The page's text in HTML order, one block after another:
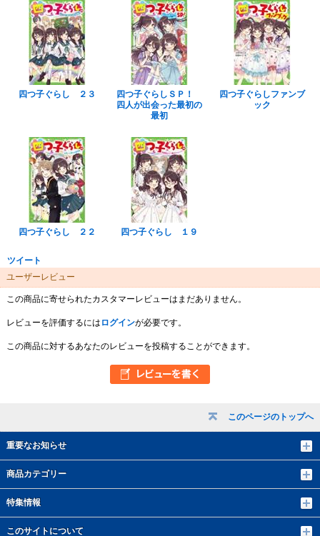
このページのトップへ
重要なお知らせ
商品カテゴリー
特集情報
このサイトについて
四つ子ぐらし ２３
四つ子ぐらしＳＰ！
四人が出会った最初の
最初
四つ子ぐらしファンブ
ック
四つ子ぐらし ２２ 四つ子ぐらし １９
ツイート
ユーザーレビュー
この商品に寄せられたカスタマーレビューはまだありません。
レビューを評価するには ログインが必要です。
この商品に対するあなたのレビューを投稿することができます。